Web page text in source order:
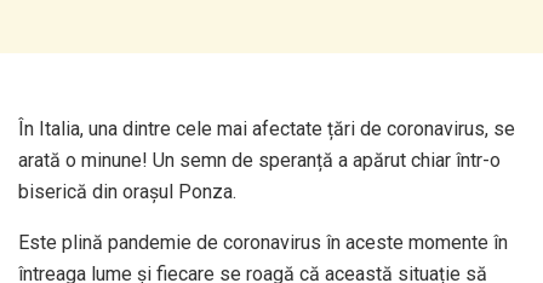
În Italia, una dintre cele mai afectate țări de coronavirus, se
arată o minune! Un semn de speranță a apărut chiar într-o
biserică din orașul Ponza.
Este plină pandemie de coronavirus în aceste momente în
întreaga lume și fiecare se roagă că această situație să